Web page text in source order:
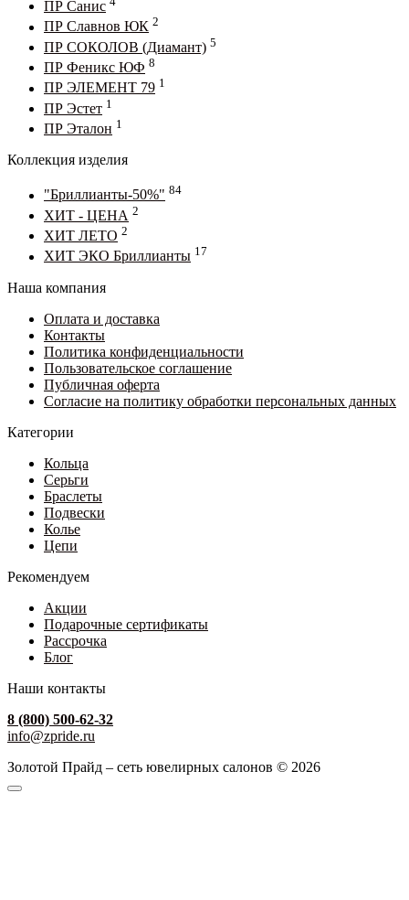
ПР Санис
ПР Славнов ЮК 2
ПР СОКОЛОВ (Диамант) 5
ПР Феникс ЮФ 8
ПР ЭЛЕМЕНТ 79 1
ПР Эстет 1
ПР Эталон 1
Коллекция изделия
"Бриллианты-50%" 84
ХИТ - ЦЕНА 2
ХИТ ЛЕТО 2
ХИТ ЭКО Бриллианты 17
Наша компания
Оплата и доставка
Контакты
Политика конфиденциальности
Пользовательское соглашение
Публичная оферта
Согласие на политику обработки персональных данных
Категории
Кольца
Серьги
Браслеты
Подвески
Колье
Цепи
Рекомендуем
Акции
Подарочные сертификаты
Рассрочка
Блог
Наши контакты
8 (800) 500-62-32
info@zpride.ru
Золотой Прайд – сеть ювелирных салонов © 2026